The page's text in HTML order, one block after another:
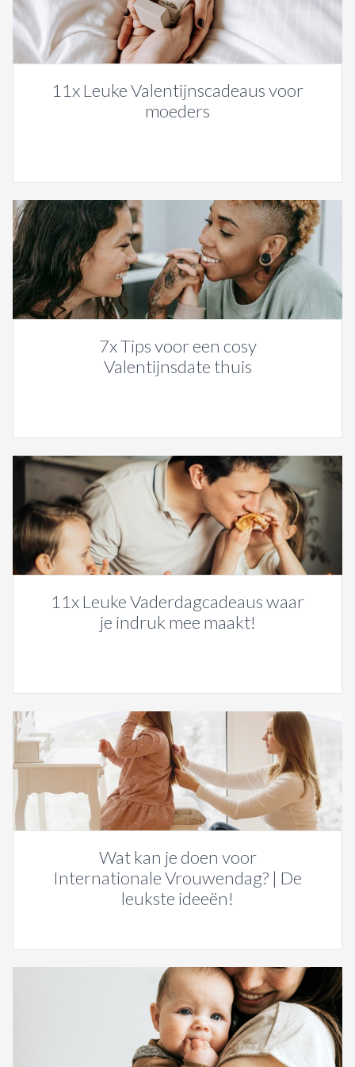
11x Leuke Valentijnscadeaus voor
moeders
7x Tips voor een cosy
Valentijnsdate thuis
11x Leuke Vaderdagcadeaus waar
je indruk mee maakt!
Wat kan je doen voor
Internationale Vrouwendag? | De
leukste ideeën!